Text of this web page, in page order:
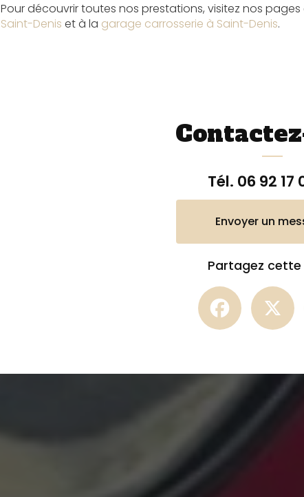
Pour découvrir toutes nos prestations, visitez nos
Saint-Denis et à la garage carrosserie à Saint-Denis.
Tél. 06 92 17
Envoyer un
Partagez
Facebook